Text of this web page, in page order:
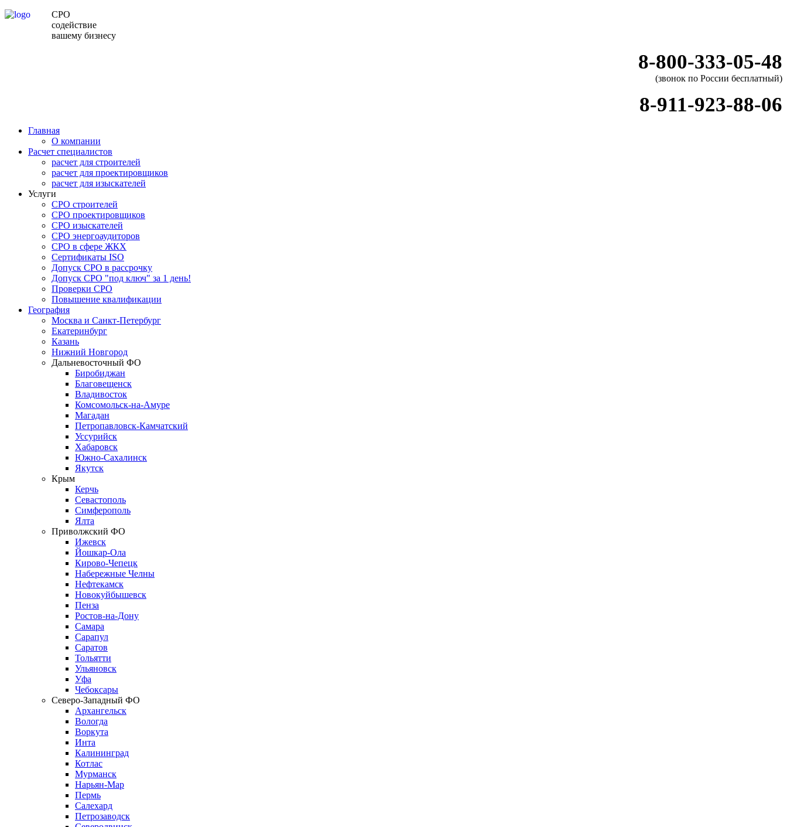
СРО
содействие
вашему бизнесу
8-800-333-05-48
(звонок по России бесплатный)
8-911-923-88-06
Главная
О компании
Расчет специалистов
расчет для строителей
расчет для проектировщиков
расчет для изыскателей
Услуги
СРО строителей
СРО проектировщиков
СРО изыскателей
СРО энергоаудиторов
СРО в сфере ЖКХ
Сертификаты ISO
Допуск СРО в рассрочку
Допуск СРО "под ключ" за 1 день!
Проверки СРО
Повышение квалификации
География
Москва и Санкт-Петербург
Екатеринбург
Казань
Нижний Новгород
Дальневосточный ФО
Биробиджан
Благовещенск
Владивосток
Комсомольск-на-Амуре
Магадан
Петропавловск-Камчатский
Уссурийск
Хабаровск
Южно-Сахалинск
Якутск
Крым
Керчь
Севастополь
Симферополь
Ялта
Приволжский ФО
Ижевск
Йошкар-Ола
Кирово-Чепецк
Набережные Челны
Нефтекамск
Новокуйбышевск
Пенза
Ростов-на-Дону
Самара
Сарапул
Саратов
Тольятти
Ульяновск
Уфа
Чебоксары
Северо-Западный ФО
Архангельск
Вологда
Воркута
Инта
Калининград
Котлас
Мурманск
Нарьян-Мар
Пермь
Салехард
Петрозаводск